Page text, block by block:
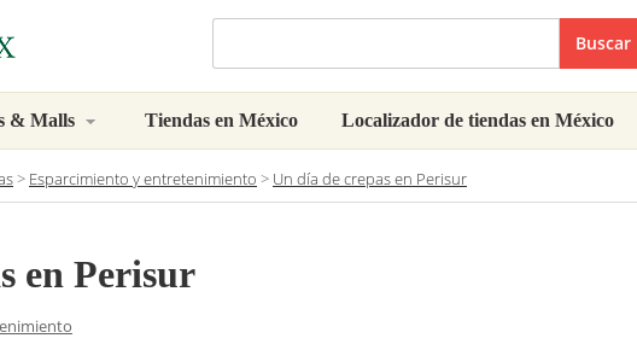
Buscar
& Malls Tiendas en México Localizador de tiendas en México
> Esparcimiento y entretenimiento > Un día de crepas en Perisur
en Perisur